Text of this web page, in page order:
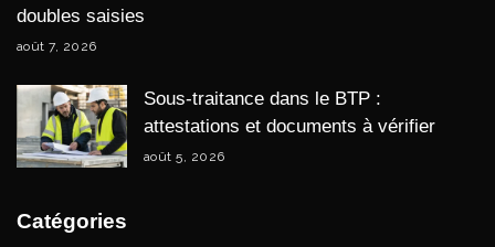
doubles saisies
août 7, 2026
Sous-traitance dans le BTP :
attestations et documents à vérifier
août 5, 2026
Catégories